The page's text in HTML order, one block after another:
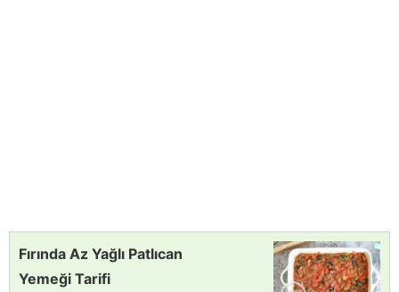
Fırında Az Yağlı Patlıcan
Yemeği Tarifi